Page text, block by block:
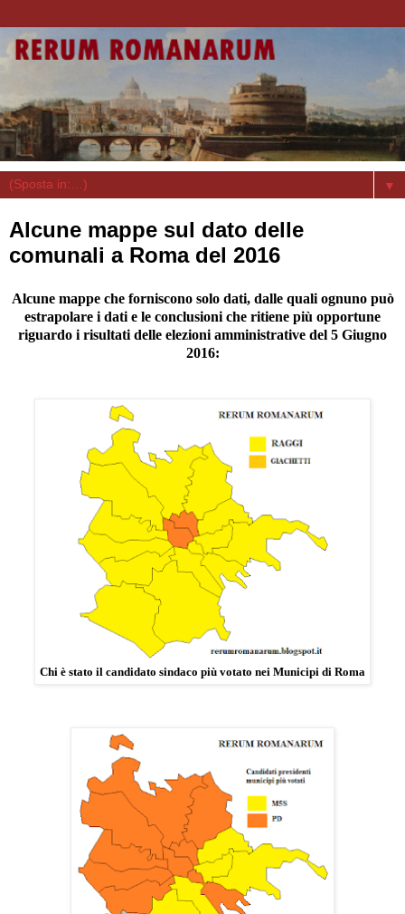
▼
Alcune mappe sul dato delle
comunali a Roma del 2016
Alcune mappe che forniscono solo dati, dalle quali ognuno può
estrapolare i dati e le conclusioni che ritiene più opportune
riguardo i risultati delle elezioni amministrative del 5 Giugno
2016:
Chi è stato il candidato sindaco più votato nei Municipi di Roma